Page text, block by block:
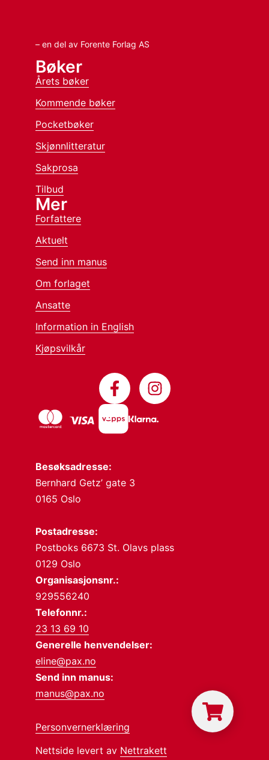
– en del av Forente Forlag AS
Besøksadresse:
Bernhard Getz’ gate 3
0165 Oslo
Postadresse:
Postboks 6673 St. Olavs plass
0129 Oslo
Organisasjonsnr.:
929556240
Telefonnr.:
23 13 69 10
Generelle henvendelser:
eline@pax.no
Send inn manus:
manus@pax.no
Personvernerklæring
Nettside levert av Nettrakett
Bøker
Årets bøker
Kommende bøker
Pocketbøker
Skjønnlitteratur
Sakprosa
Tilbud
Mer
Forfattere
Aktuelt
Send inn manus
Om forlaget
Ansatte
Information in English
Kjøpsvilkår